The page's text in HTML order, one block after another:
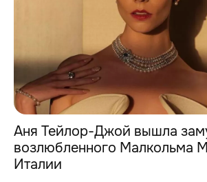
Аня Тейлор-Джой вышла
возлюбленного Малкольма
Италии